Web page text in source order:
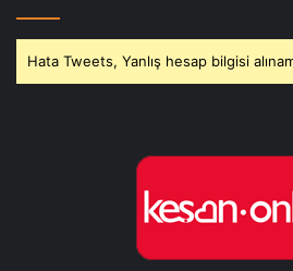
Hata Tweets, Yanlış hesap bilgisi